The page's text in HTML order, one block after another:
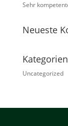
Sehr
Neueste
Kategorien
Uncategorized